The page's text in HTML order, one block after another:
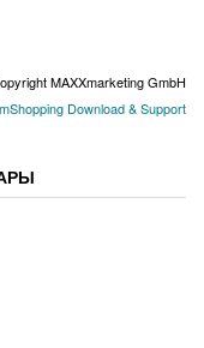
MAXXmarketing GmbH
Download & Support